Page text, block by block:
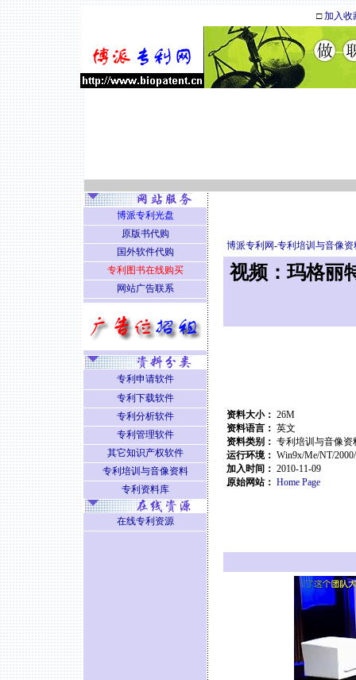
□加入收
博派专利网-专利培训与音像资
视频：玛格丽
资料大小： 26M
资料语言： 英文
资料类别： 专利培训与音像资
运行环境： Win9x/Me/NT/
加入时间： 2010-11-09
原始网站： Home Page
博派专利光盘
原版书代购
国外软件代购
专利图书在线购买
网站广告联系
专利申请软件
专利下载软件
专利分析软件
专利管理软件
其它知识产权软件
专利培训与音像资料
专利资料库
在线专利资源